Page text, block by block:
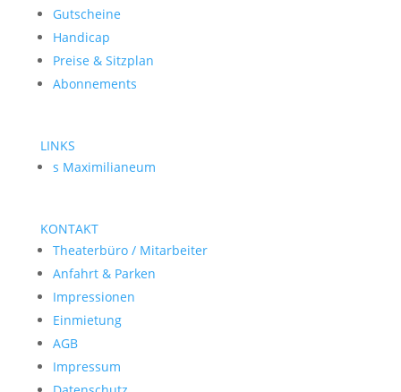
Gutscheine
Handicap
Preise & Sitzplan
Abonnements
LINKS
s Maximilianeum
KONTAKT
Theaterbüro / Mitarbeiter
Anfahrt & Parken
Impressionen
Einmietung
AGB
Impressum